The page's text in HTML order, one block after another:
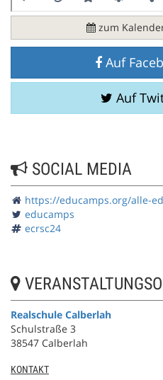
zum
Auf
Auf
SOCIAL MEDIA
https://educamps.org/alle-
educamps
ecrsc24
Realschule Calberlah
Schulstraße 3
38547 Calberlah
KONTAKT